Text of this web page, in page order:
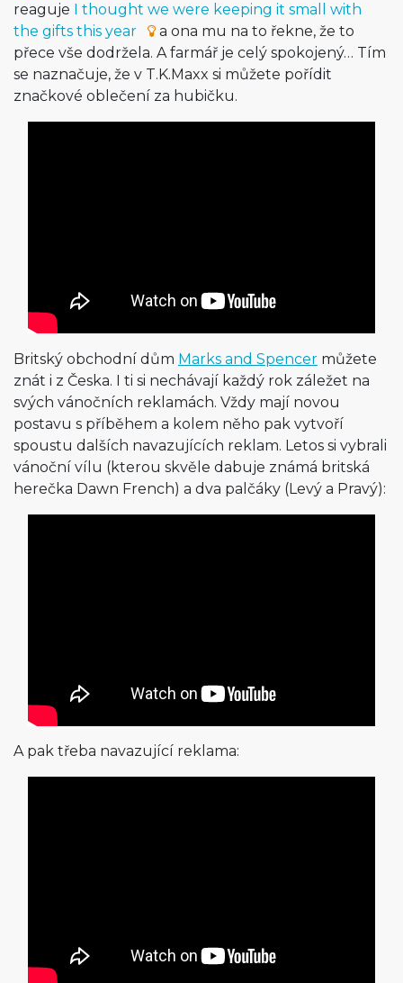
reaguje
I thought we were keeping it small with
the gifts this year
a ona mu na to řekne, že to
přece vše dodržela. A farmář je celý spokojený… Tím
se naznačuje, že v T.K.Maxx si můžete pořídit
značkové oblečení za hubičku.
Britský obchodní dům Marks and Spencer můžete
znát i z Česka. I ti si nechávají každý rok záležet na
svých vánočních reklamách. Vždy mají novou
postavu s příběhem a kolem něho pak vytvoří
spoustu dalších navazujících reklam. Letos si vybrali
vánoční vílu (kterou skvěle dabuje známá britská
herečka Dawn French) a dva palčáky (Levý a Pravý):
A pak třeba navazující reklama: